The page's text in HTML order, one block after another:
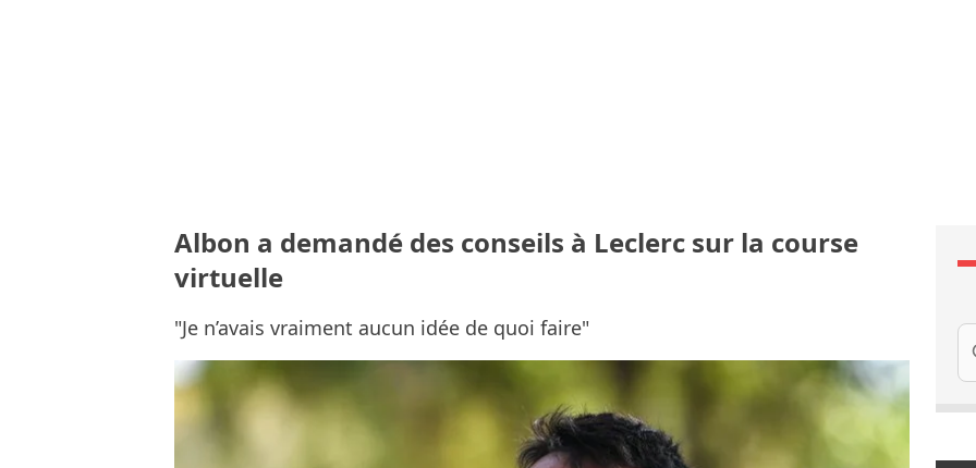
Albon a demandé des conseils à Leclerc sur la course
virtuelle
"Je n’avais vraiment aucun idée de quoi faire"